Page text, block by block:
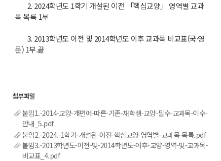
2. 2024학년도 1학기 개설된 이전 「핵심교양」 영역별 교과
목 목록 1부
3. 2013학년도 이전 및 2014학년도 이후 교과목 비교표(국·영
문) 1부.끝
붙임1.-2014-교양-개편에-따른-기존-재학생-교양-필수-교과목-이수-
안내_5.pdf
붙임2.-2024.-1학기-개설된-이전-핵심교양-영역별-교과목-목록.pdf
붙임3.-2013학년도-이전-및-2014학년도-이후-교양-영역-및-교과목-
비교표_4.pdf